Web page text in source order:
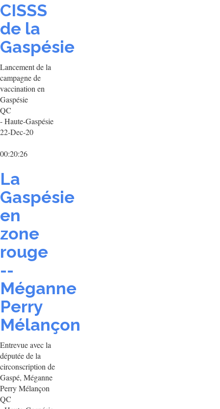
CISSS
de la
Gaspésie
Lancement de la
campagne de
vaccination en
Gaspésie
QC
- Haute-Gaspésie
22-Dec-20
00:20:26
La
Gaspésie
en
zone
rouge
--
Méganne
Perry
Mélançon
Entrevue avec la
députée de la
circonscription de
Gaspé, Méganne
Perry Mélançon
QC